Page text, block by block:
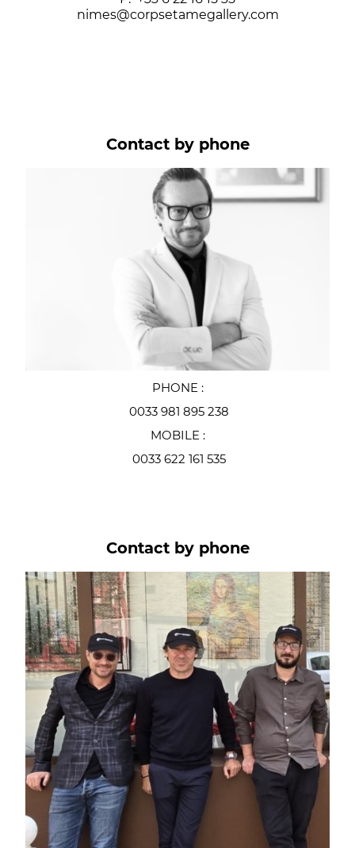
nimes@corpsetamegallery.com
Contact by phone
PHONE :
0033 981 895 238
MOBILE :
0033 622 161 535
Contact by phone